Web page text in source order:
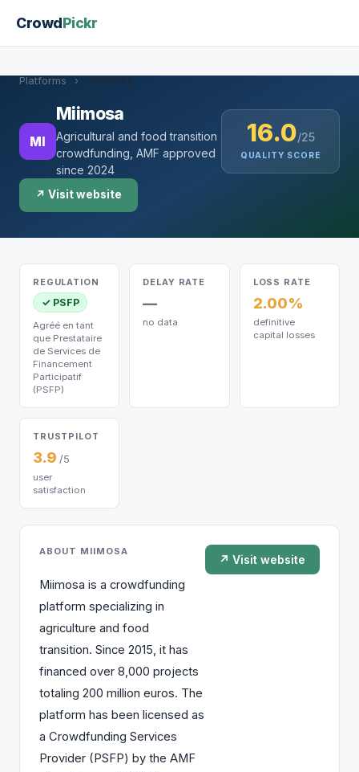
CrowdPickr
Platforms › Miimosa
MI
Miimosa
Agricultural and food transition
crowdfunding, AMF approved
since 2024
16.0/25
QUALITY SCORE
↗ Visit website
REGULATION
✓ PSFP
Agréé en tant
que Prestataire
de Services de
Financement
Participatif
(PSFP)
DELAY RATE
—
no data
LOSS RATE
2.00%
definitive
capital losses
TRUSTPILOT
3.9 /5
user
satisfaction
ABOUT MIIMOSA
Miimosa is a crowdfunding
platform specializing in
agriculture and food
transition. Since 2015, it has
financed over 8,000 projects
totaling 200 million euros. The
platform has been licensed as
a Crowdfunding Services
Provider (PSFP) by the AMF
↗ Visit website